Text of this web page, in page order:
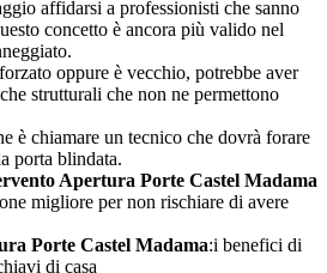
affidarsi a professionisti che sanno
concetto è ancora più valido nel
oppure è vecchio, potrebbe aver
strutturali che non ne permettono
è chiamare un tecnico che dovrà forare
porta blindata.
Apertura Porte Castel Madama
migliore per non rischiare di avere
Porte Castel Madama:i benefici di
di casa